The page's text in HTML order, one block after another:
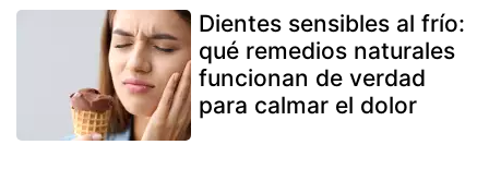
Dientes sensibles al frío:
qué remedios naturales
funcionan de verdad
para calmar el dolor